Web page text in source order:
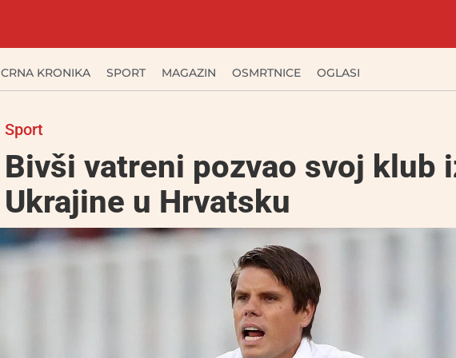
CRNA KRONIKA SPORT MAGAZIN OSMRTNICE OGLASI
Sport
Bivši vatreni pozvao svoj klub
Ukrajine u Hrvatsku